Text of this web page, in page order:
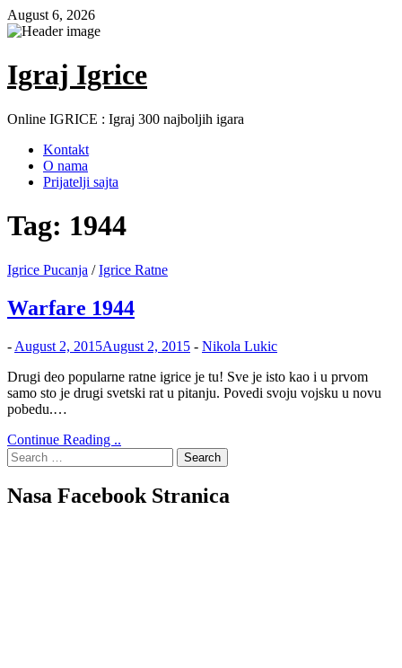
Skip
to
August 6, 2026
Igraj Igrice
Online IGRICE : Igraj 300 najboljih igara
Kontakt
O nama
Prijatelji sajta
Tag: 1944
Igrice Pucanja /Igrice Ratne
Warfare 1944
- August 2, 2015August 2, 2015 - Nikola Lukic
Drugi deo popularne ratne igrice je tu! Sve je isto kao i u prvom
samo sto je drugi svetski rat u pitanju. Povedi svoju vojsku u novu
pobedu.…
Continue Reading ..
Search
for:
Nasa Facebook Stranica